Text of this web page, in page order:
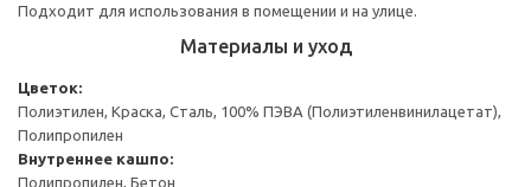
Подходит для использования в помещении и на улице.
Материалы и уход
Цветок:
Полиэтилен, Краска, Сталь, 100% ПЭВА (Полиэтиленвинилацетат),
Полипропилен
Внутреннее кашпо:
Полипропилен, Бетон